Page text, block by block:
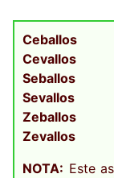
Ceballos
Cevallos
Seballos
Sevallos
Zeballos
Zevallos
NOTA: Este